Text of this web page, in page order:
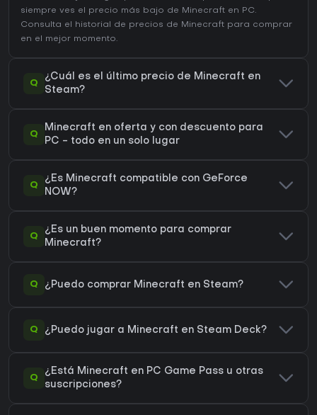
siempre ves el precio más bajo de Minecraft en PC.
Consulta el
historial de precios de Minecraft para comprar
en el mejor momento.
Q
¿Cuál es el último precio de Minecraft en
Steam?
Q
Minecraft en oferta y con descuento para
PC - todo en un solo lugar
Q
¿Es Minecraft compatible con GeForce
NOW?
Q
¿Es un buen momento para comprar
Minecraft?
Q ¿Puedo comprar Minecraft en Steam?
Q ¿Puedo jugar a Minecraft en Steam Deck?
Q
¿Está Minecraft en PC Game Pass u otras
suscripciones?